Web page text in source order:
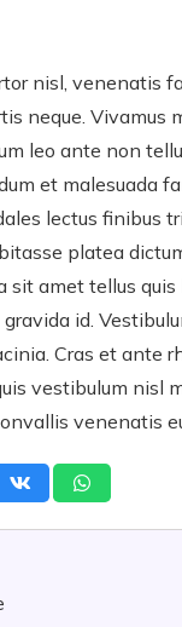
nisl, venenatis
neque. Vivamus
leo ante non
et malesuada
lectus finibus
platea
sit amet tellus
id.
Cras et ante
vestibulum nisl
venenatis